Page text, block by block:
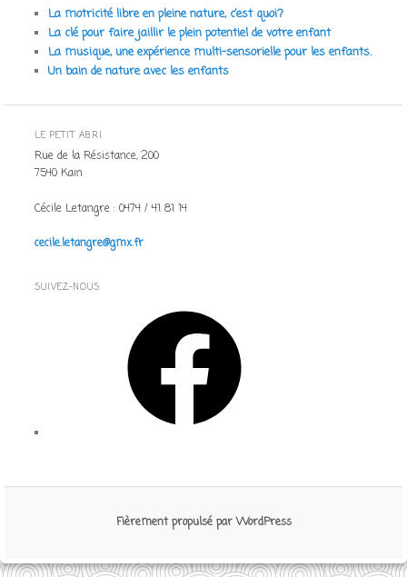
c
h
e
La motricité libre en pleine nature, c’est quoi?
La clé pour faire jaillir le plein potentiel de votre enfant
La musique, une expérience multi-sensorielle pour les enfants.
Un bain de nature avec les enfants
LE PETIT ABRI
Rue de la Résistance, 200
7540 Kain
Cécile Letangre : 0474 / 41 81 14
cecile.letangre@gmx.fr
SUIVEZ-NOUS
Fièrement propulsé par WordPress